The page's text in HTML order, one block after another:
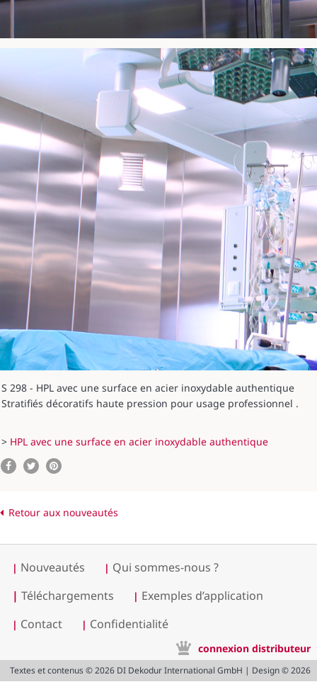
S 298 - HPL avec une surface en acier inoxydable authentique
Stratifiés décoratifs haute pression pour usage professionnel .
> HPL avec une surface en acier inoxydable authentique
Retour aux nouveautés
| Nouveautés | Qui sommes-nous ?
| Téléchargements | Exemples d’application
| Contact | Confidentialité
connexion distributeur
Textes et contenus © 2026 DI Dekodur International GmbH | Design © 2026